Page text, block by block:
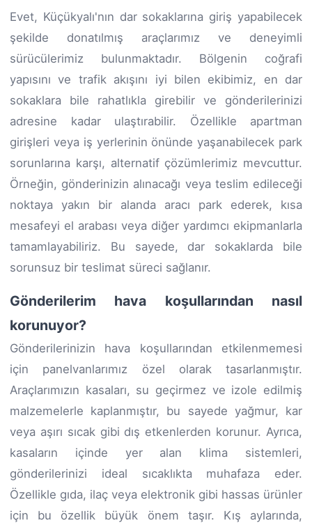
Evet, Küçükyalı'nın dar sokaklarına giriş yapabilecek
şekilde donatılmış araçlarımız ve deneyimli
sürücülerimiz bulunmaktadır. Bölgenin coğrafi
yapısını ve trafik akışını iyi bilen ekibimiz, en dar
sokaklara bile rahatlıkla girebilir ve gönderilerinizi
adresine kadar ulaştırabilir. Özellikle apartman
girişleri veya iş yerlerinin önünde yaşanabilecek park
sorunlarına karşı, alternatif çözümlerimiz mevcuttur.
Örneğin, gönderinizin alınacağı veya teslim edileceği
noktaya yakın bir alanda aracı park ederek, kısa
mesafeyi el arabası veya diğer yardımcı ekipmanlarla
tamamlayabiliriz. Bu sayede, dar sokaklarda bile
sorunsuz bir teslimat süreci sağlanır.
Gönderilerim hava koşullarından nasıl
korunuyor?
Gönderilerinizin hava koşullarından etkilenmemesi
için panelvanlarımız özel olarak tasarlanmıştır.
Araçlarımızın kasaları, su geçirmez ve izole edilmiş
malzemelerle kaplanmıştır, bu sayede yağmur, kar
veya aşırı sıcak gibi dış etkenlerden korunur. Ayrıca,
kasaların içinde yer alan klima sistemleri,
gönderilerinizi ideal sıcaklıkta muhafaza eder.
Özellikle gıda, ilaç veya elektronik gibi hassas ürünler
için bu özellik büyük önem taşır. Kış aylarında,